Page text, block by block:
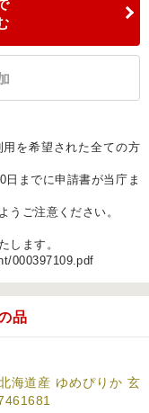
を希望された全ての方
日までに申請書が当庁ま
うご注意ください。
します。
000397109.pdf
品
海道産 ゆめぴりか 玄